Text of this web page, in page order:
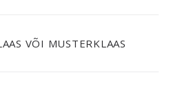
VÕI MUSTERKLAAS